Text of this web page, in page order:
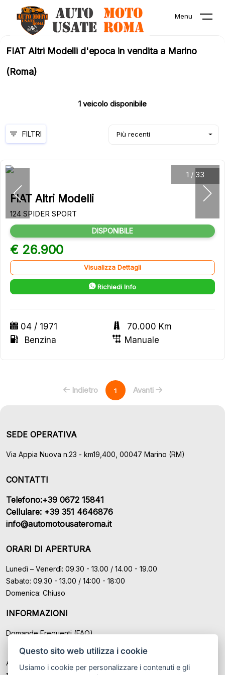
Menu
Questo sito web utilizza i cookie
Usiamo i cookie per personalizzare i contenuti e gli
FIAT Altri Modelli d'epoca in vendita a Marino
(Roma)
1 veicolo disponibile
Più recenti
FILTRI
1 / 33
FIAT Altri Modelli
124 SPIDER SPORT
DISPONIBILE
€ 26.900
Visualizza Dettagli
Richiedi Info
04 / 1971
70.000 Km
Benzina
Manuale
Indietro 1 Avanti
SEDE OPERATIVA
Via Appia Nuova n.23 - km19,400, 00047 Marino (RM)
CONTATTI
Telefono:+39 0672 15841
Cellulare: +39 351 4646876
info@automotousateroma.it
ORARI DI APERTURA
Lunedì – Venerdì: 09.30 - 13.00 / 14.00 - 19.00
Sabato: 09.30 - 13.00 / 14:00 - 18:00
Domenica: Chiuso
INFORMAZIONI
Domande Frequenti (FAQ)
Auto Moto Usate Roma Srl sede di Marino - Roma, P.IVA: IT